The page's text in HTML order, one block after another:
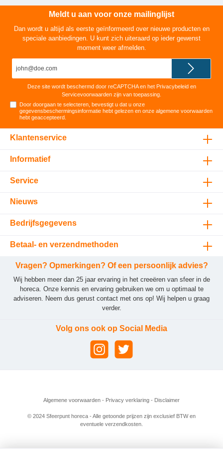
Meldt u aan voor onze mailinglijst
Dan wordt u altijd als eerste geïnformeerd over nieuwe producten en
speciale aanbiedingen. U kunt zich uiteraard op ieder gewenst
moment weer afmelden.
Deze site wordt beschermd door reCAPTCHA en het Privacybeleiden
Servicevoorwaarden zijn van toepassing.
Door doorgaan te selecteren, bevestigt u dat u onze
gegevensbeschermingsinformatie hebt gelezen en onzealgemene voorwaarden
hebt geaccepteerd
Klantenservice
Informatief
Service
Nieuws
Bedrijfsgegevens
Betaal- en verzendmethoden
Vragen? Opmerkingen? Of een persoonlijk advies?
Wij hebben meer dan 25 jaar ervaring in het creeëren van sfeer in de
horeca. Onze kennis en ervaring gebruiken we om u optimaal te
adviseren. Neem dus gerust contact met ons op! Wij helpen u graag
verder.
Volg ons ook op Social Media
Algemene voorwaarden - Privacy verklaring - Disclaimer
© 2024 Sfeerpunt horeca - Alle getoonde prijzen zijn exclusief BTW en
eventuele verzendkosten.